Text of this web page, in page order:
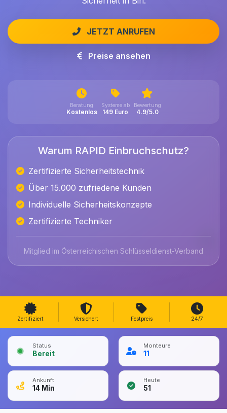
JETZT ANRUFEN
Preise ansehen
Beratung
Kostenlos
Systeme ab
149 Euro
Bewertung
4.9/5.0
Warum RAPID Einbruchschutz?
Zertifizierte Sicherheitstechnik
Über 15.000 zufriedene Kunden
Individuelle Sicherheitskonzepte
Zertifizierte Techniker
Mitglied im Österreichischen Schlüsseldienst-Verband
Zertifiziert Versichert Festpreis 24/7
Status
Bereit
Monteure
11
Ankunft
14 Min
Heute
51